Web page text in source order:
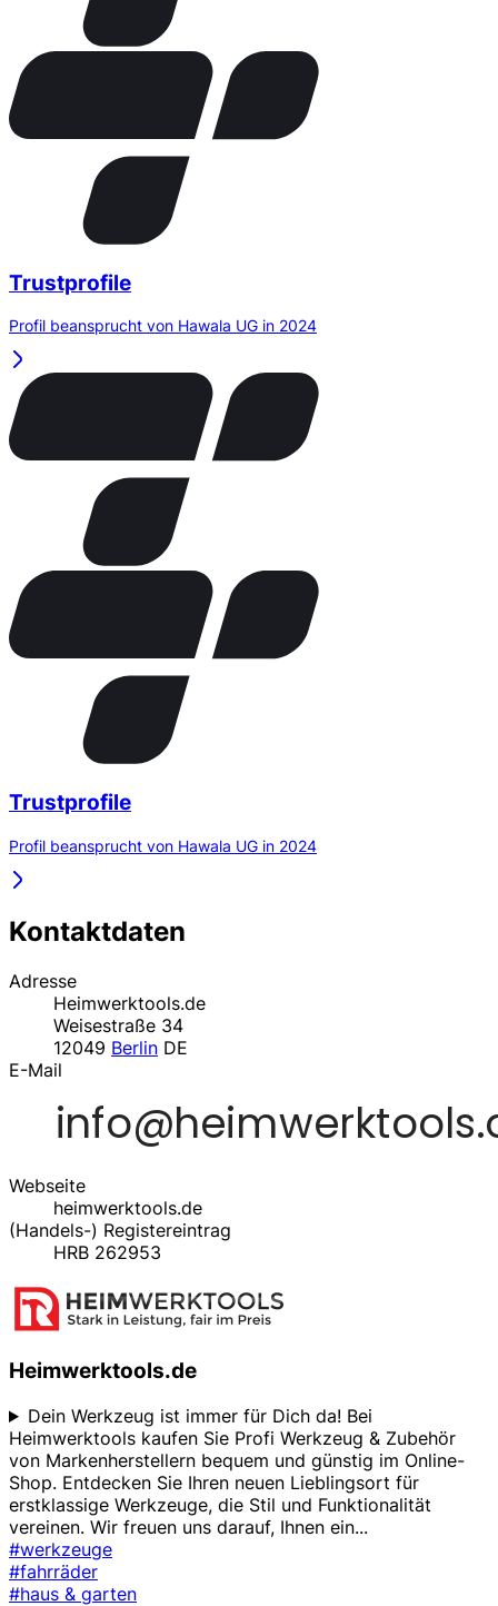
Trustprofile
Profil beansprucht von Hawala UG in 2024
Trustprofile
Profil beansprucht von Hawala UG in 2024
Kontaktdaten
Adresse
Heimwerktools.de
Weisestraße 34
12049 Berlin DE
E-Mail
Webseite
heimwerktools.de
(Handels-) Registereintrag
HRB 262953
Heimwerktools.de
Dein Werkzeug ist immer für Dich da! Bei
Heimwerktools kaufen Sie Profi Werkzeug & Zubehör
von Markenherstellern bequem und günstig im Online-
Shop. Entdecken Sie Ihren neuen Lieblingsort für
erstklassige Werkzeuge, die Stil und Funktionalität
vereinen. Wir freuen uns darauf, Ihnen ein...
#werkzeuge
#fahrräder
#haus & garten